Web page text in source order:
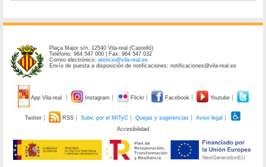
Plaça Major s/n. 12540 Vila-real (Castelló)
Teléfono: 964 547 000 | Fax: 964 547 032
Correo electrónico:atencio@vila-real.es
Envío de puesta a disposición de notificaciones: notificaciones@vila-real.es
App Vila-real Instagram Flickr Facebook Youtube
Twitter RSS Subv. por el MITyC Quejas y sugerencias
Aviso legal
Accesibilidad